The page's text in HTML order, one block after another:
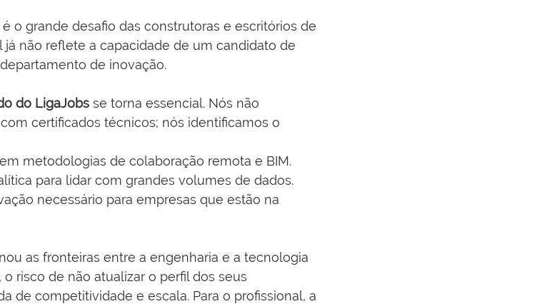
o grande desafio das construtoras e escritórios de
não reflete a capacidade de um candidato de
de inovação.
do LigaJobs se torna essencial. Nós não
certificados técnicos; nós identificamos o
metodologias de colaboração remota e BIM.
para lidar com grandes volumes de dados.
necessário para empresas que estão na
as fronteiras entre a engenharia e a tecnologia
risco de não atualizar o perfil dos seus
de competitividade e escala. Para o profissional, a